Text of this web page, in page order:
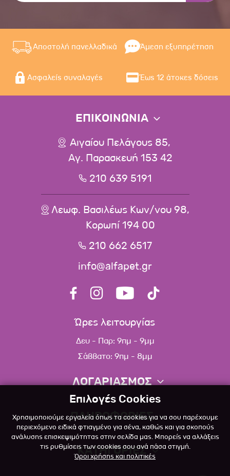
Αποστολή πανελλαδικά Άμεση εξυπηρέτηση
Ασφαλείς συναλαγές Έως 12 άτοκες δόσεις
ΕΠΙΚΟΙΝΩΝΙΑ
Αιγαίου Πελάγους 85,
Αγ. Παρασκευή 153 42
210 639 5191
Λεωφ. Βασιλέως Κων/νου 98,
Κορωπί 194 00
210 662 6517
info@alfapet.gr
Ώρες λειτουργίας
Δευ - Παρ: 9πμ - 9μμ
Σάββατο: 9πμ - 8μμ
ΛΟΓΑΡΙΑΣΜΟΣ
Πληροφορίες λογαριασμού
Λίστα αγαπημένων
Πολιτική επιστροφών
ΠΛΗΡΟΦΟΡΙΕΣ
Σχετικά
Επικοινωνία
ΚΑΤΗΓΟΡΙΕΣ
Επιλογές Cookies
Χρησιμοποιούμε εργαλεία όπως τα cookies για να σου παρέχουμε
περιεχόμενο ειδικά φτιαγμένο για σένα, καθώς και για σκοπούς
ανάλυσης επισκεψιμότητας στην σελίδα μας. Μπορείς να αλλάξεις
τις ρυθμίσεις των cookies σου ανά πάσα στιγμή.
Όροι χρήσης και πολιτικές